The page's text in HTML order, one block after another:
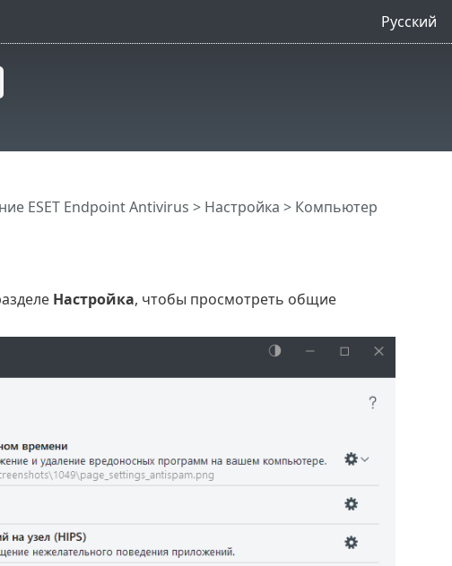
Русский
ESET Endpoint Antivirus > Настройка > Компьютер
Настройка, чтобы просмотреть общие